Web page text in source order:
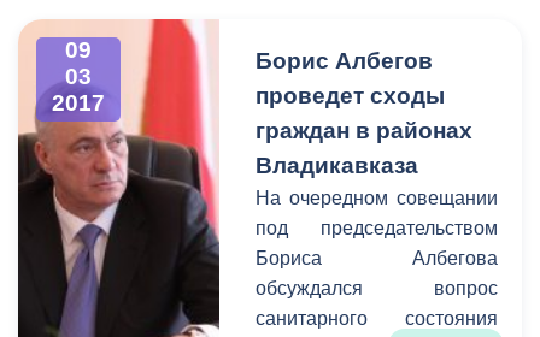
начинающих
предпринимателей, а
также благоустройство
09
03
2017
Борис Албегов
проведет сходы
граждан в районах
Владикавказа
На очередном совещании
под председательством
Бориса Албегова
обсуждался вопрос
санитарного состояния